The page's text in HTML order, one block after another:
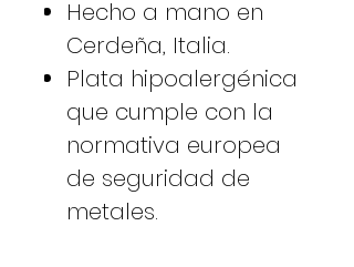
Hecho a mano en
Cerdeña, Italia.
Plata hipoalergénica
que cumple con la
normativa europea
de seguridad de
metales.